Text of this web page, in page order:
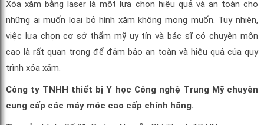
Xóa xăm bằng laser là một lựa chọn hiệu quả và an toàn cho
những ai muốn loại bỏ hình xăm không mong muốn. Tuy nhiên,
việc lựa chọn cơ sở thẩm mỹ uy tín và bác sĩ có chuyên môn
cao là rất quan trọng để đảm bảo an toàn và hiệu quả của quy
trình xóa xăm.
Công ty TNHH thiết bị Y học Công nghệ Trung Mỹ chuyên
cung cấp các máy móc cao cấp chính hãng.